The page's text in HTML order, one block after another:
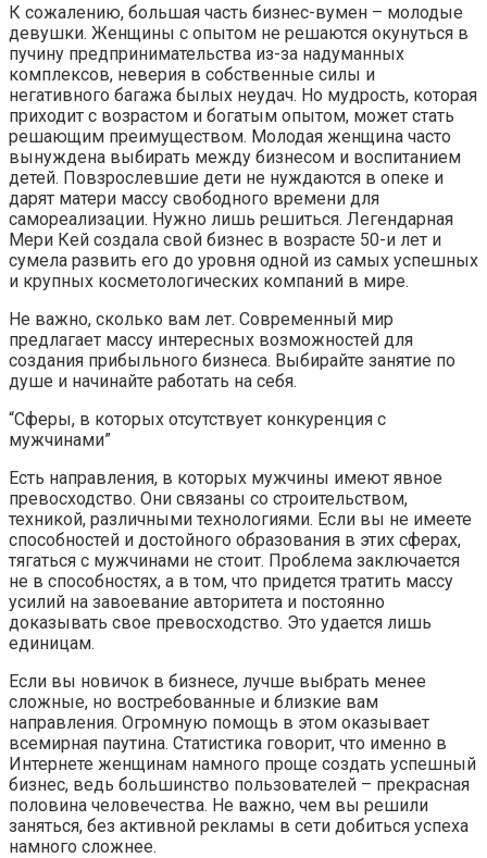
К сожалению, большая часть бизнес-вумен – молодые
девушки. Женщины с опытом не решаются окунуться в
пучину предпринимательства из-за надуманных
комплексов, неверия в собственные силы и
негативного багажа былых неудач. Но мудрость, которая
приходит с возрастом и богатым опытом, может стать
решающим преимуществом. Молодая женщина часто
вынуждена выбирать между бизнесом и воспитанием
детей. Повзрослевшие дети не нуждаются в опеке и
дарят матери массу свободного времени для
самореализации. Нужно лишь решиться. Легендарная
Мери Кей создала свой бизнес в возрасте 50-и лет и
сумела развить его до уровня одной из самых успешных
и крупных косметологических компаний в мире.
Не важно, сколько вам лет. Современный мир
предлагает массу интересных возможностей для
создания прибыльного бизнеса. Выбирайте занятие по
душе и начинайте работать на себя.
“Сферы, в которых отсутствует конкуренция с
мужчинами”
Есть направления, в которых мужчины имеют явное
превосходство. Они связаны со строительством,
техникой, различными технологиями. Если вы не имеете
способностей и достойного образования в этих сферах,
тягаться с мужчинами не стоит. Проблема заключается
не в способностях, а в том, что придется тратить массу
усилий на завоевание авторитета и постоянно
доказывать свое превосходство. Это удается лишь
единицам.
Если вы новичок в бизнесе, лучше выбрать менее
сложные, но востребованные и близкие вам
направления. Огромную помощь в этом оказывает
всемирная паутина. Статистика говорит, что именно в
Интернете женщинам намного проще создать успешный
бизнес, ведь большинство пользователей – прекрасная
половина человечества. Не важно, чем вы решили
заняться, без активной рекламы в сети добиться успеха
намного сложнее.